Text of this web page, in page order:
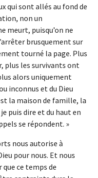
qui sont allés au fond de
non un
meurt, puisqu’on ne
brusquement sur
tourné la page. Plus
plus les survivants ont
alors uniquement
inconnus et du Dieu
la maison de famille, la
puis dire et du haut en
se répondent. »
nous autorise à
pour nous. Et nous
ce temps de